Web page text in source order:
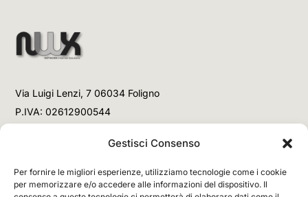
Gestisci Consenso
Per fornire le migliori esperienze, utilizziamo tecnologie come i cookie
per memorizzare e/o accedere alle informazioni del dispositivo. Il
Via Luigi Lenzi, 7 06034 Foligno
P.IVA: 02612900544
+39 3477853708 (Chiamata)